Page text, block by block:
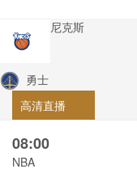
尼克斯
勇士
高清直播
08:00
NBA